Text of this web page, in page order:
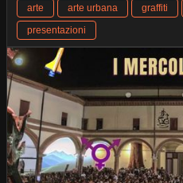
arte arte urbana graffiti
presentazioni